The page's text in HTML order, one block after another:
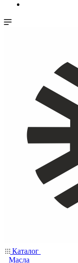
Каталог
Масла